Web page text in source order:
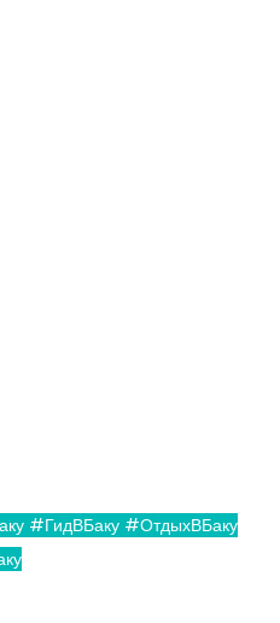
#ГидВБаку #ОтдыхВБаку